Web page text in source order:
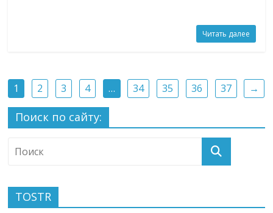
Читать далее
1 2 3 4 … 34 35 36 37 →
Поиск по сайту:
TOSTR